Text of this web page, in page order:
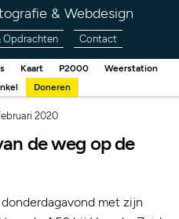
& Webdesign
Opdrachten Contact
Kaart P2000
Weerstation
Doneren
2020
de weg op de
met zijn